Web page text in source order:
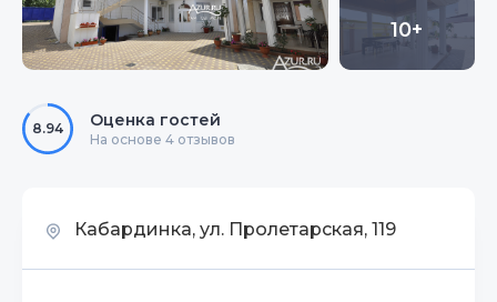
10+
8.94 Оценка гостей
На основе 4 отзывов
Кабардинка, ул. Пролетарская, 119